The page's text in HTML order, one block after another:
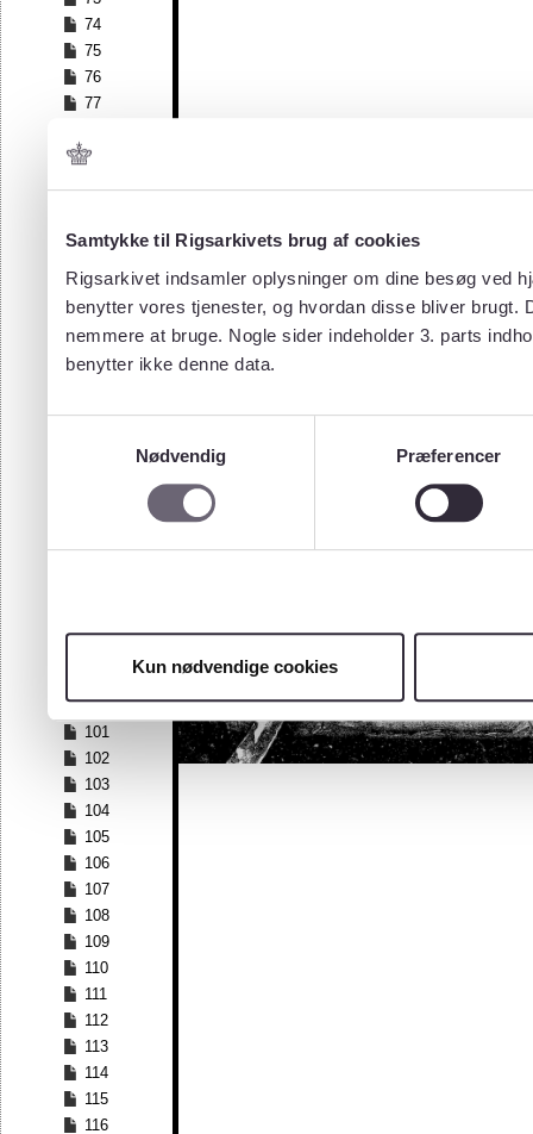
Samtykke til Rigsarkivets brug af cookies
Rigsarkivet indsamler oplysninger om dine besøg ved
benytter vores tjenester, og hvordan disse bliver
nemmere at bruge. Nogle sider indeholder 3. parts
benytter ikke denne data.
Nødvendig
Præferencer
Kun nødvendige cookies
74
75
76
77
79
82
84
85
86
87
89
94
100
101
102
103
104
105
106
107
108
109
110
111
112
113
114
115
116